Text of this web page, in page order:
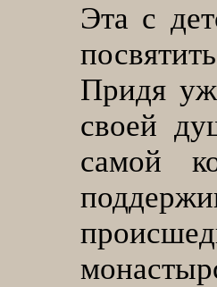
Эта с
Придя
своей
самой